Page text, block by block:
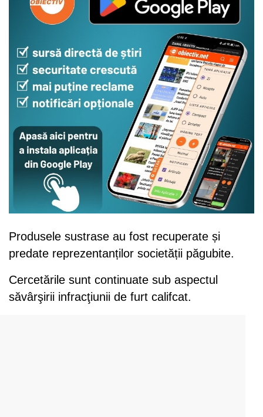
Produsele sustrase au fost recuperate și
predate reprezentanților societății păgubite.
Cercetările sunt continuate sub aspectul
săvârşirii infracţiunii de furt califcat.